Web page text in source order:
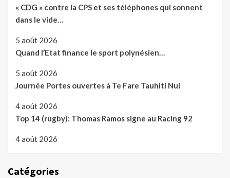
« CDG » contre la CPS et ses téléphones qui sonnent
dans le vide…
5 août 2026
Quand l’Etat finance le sport polynésien…
5 août 2026
Journée Portes ouvertes à Te Fare Tauhiti Nui
4 août 2026
Top 14 (rugby): Thomas Ramos signe au Racing 92
4 août 2026
Catégories